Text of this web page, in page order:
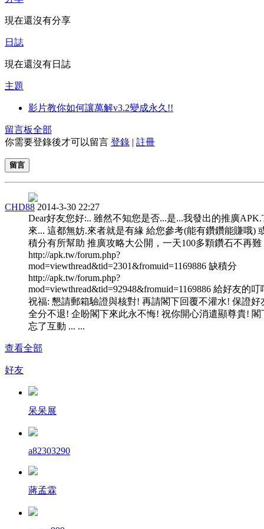
現在還沒有分享
日誌
現在還沒有日誌
主題
影片教你如何讓萬解v3.2變成永久!!
留言板全部
你需要登錄後才可以留言 登錄 | 註冊
留言
CHD88 2014-3-30 22:27
Dear好友您好:.. 雖然不知您是否...是...我發出的推廣
來... 這都無妨.來者就是有緣 給您參考(能有鑽鑽能賺哦)
積分有所幫助 推廣攻略大公開，一天100多顆鑽石不再難
http://apk.tw/forum.php?
mod=viewthread&tid=2301&fromuid=1169886 缺積分
http://apk.tw/forum.php?
mod=viewthread&tid=92948&fromuid=1169886 給好友的叮
祝福: 懇請郵箱驗證與核對! 再請閣下回覆不灌水! 保證好
全分不退! 企盼閣下來此永不悔! 祝你開心消遣顯尊貴! 閣
忘了互動 ... ...
查看全部
好友
呆呆展
a82303290
蔣孟霖